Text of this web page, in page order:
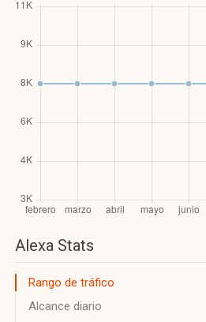
Alexa Stats
Rango de tráfico
Alcance diario